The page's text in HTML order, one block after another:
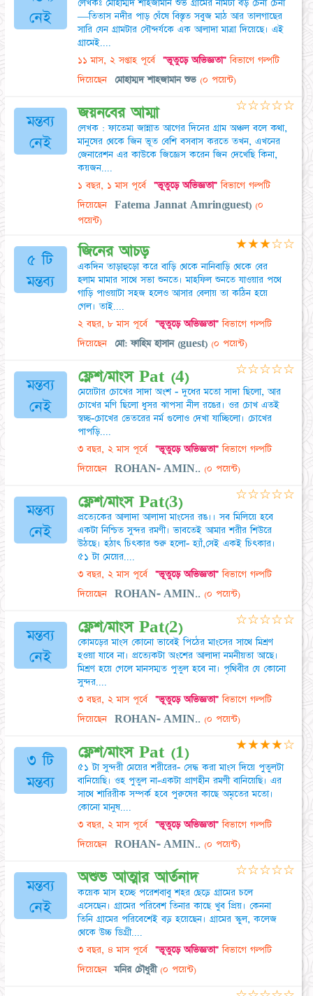
নেই
লেখকঃ মোহাম্মদ শাহজামান শুভ গ্রামের নামটা বড় চেনা চেনা
—তিতাস নদীর পাড় ঘেঁষে বিস্তৃত সবুজ মাঠ আর তালগাছের
সারি যেন গ্রামটার সৌন্দর্যকে এক আলাদা মাত্রা দিয়েছে। এই
গ্রামেই....
১১ মাস, ২ সপ্তাহ পূর্বে "ভূতুড়ে অভিজ্ঞতা"বিভাগে গল্পটি
দিয়েছেন
মোহাম্মদ শাহজামান শুভ (০ পয়েন্ট)
মন্তব্য
নেই
জয়নবের আম্মা
লেখক : ফাতেমা জান্নাত আগের দিনের গ্রাম অঞ্চল বলে কথা,
মানুষের থেকে জিন ভূত বেশি বসবাস করতে তখন, এখনের
জেনারেশন এর কাউকে জিজ্ঞেস করেন জিন দেখেছি কিনা,
কয়জন....
১ বছর, ১ মাস পূর্বে "ভূতুড়ে অভিজ্ঞতা"বিভাগে গল্পটি
দিয়েছেন
Fatema Jannat Amrin(guest)(০
পয়েন্ট)
☆☆☆☆☆
৫ টি
মন্তব্য
জিনের আচড়
একদিন তাড়াহুড়ো করে বাড়ি থেকে নানিবাড়ি থেকে বের
হলাম মামার সাথে সভা শুনতে। মাহফিল শুনতে যাওয়ার পথে
গাড়ি পাওয়াটা সহজ হলেও আসার বেলায় তা কঠিন হয়ে
গেল। তাই....
২ বছর, ৮ মাস পূর্বে "ভূতুড়ে অভিজ্ঞতা"বিভাগে গল্পটি
দিয়েছেন
মো: ফাহিম হাসান (guest)(০ পয়েন্ট)
★★★☆☆
মন্তব্য
নেই
ফ্লেশ/মাংস Pat (4)
মেয়েটার চোখের সাদা অংশ - দুধের মতো সাদা ছিলো, আর
চোখের মণি ছিলো ধুসর ঝাপসা নীল রঙের। ওর চোখ এতই
স্বচ্ছ-চোখের ভেতরের নর্ম গুলোও দেখা যাচ্ছিলো। চোখের
পাপড়ি....
৩ বছর, ২ মাস পূর্বে "ভূতুড়ে অভিজ্ঞতা"বিভাগে গল্পটি
দিয়েছেন
ROHAN- AMIN.. (০ পয়েন্ট)
☆☆☆☆☆
মন্তব্য
নেই
ফ্লেশ/মাংস Pat(3)
প্রত্যেকের আলাদা আলাদা মাংসের রঙ।। সব মিলিয়ে হবে
একটা নিশ্চিত সুন্দর রমণী। ভাবতেই আমার শরীর শিউরে
উঠছে। হঠাৎ চিৎকার শুরু হলো- হ্যাঁ,সেই একই চিৎকার।
৫১ টা মেয়ের....
৩ বছর, ২ মাস পূর্বে "ভূতুড়ে অভিজ্ঞতা"বিভাগে গল্পটি
দিয়েছেন
ROHAN- AMIN.. (০ পয়েন্ট)
☆☆☆☆☆
মন্তব্য
নেই
ফ্লেশ/মাংস Pat(2)
কোমড়ের মাংস কোনো ভাবেই পিঠের মাংসের সাথে মিশ্রণ
হওয়া যাবে না। প্রত্যেকটা অংশের আলাদা নমনীয়তা আছে।
মিশ্রণ হয়ে গেলে মানসম্মত পুতুল হবে না। পৃথিবীর যে কোনো
সুন্দর....
৩ বছর, ২ মাস পূর্বে "ভূতুড়ে অভিজ্ঞতা"বিভাগে গল্পটি
দিয়েছেন
ROHAN- AMIN.. (০ পয়েন্ট)
☆☆☆☆☆
৩ টি
মন্তব্য
ফ্লেশ/মাংস Pat (1)
৫১ টা সুন্দরী মেয়ের শরীরের- সেদ্ধ করা মাংস দিয়ে পুতুলটা
বানিয়েছি। ওহ পুতুল না-একটা প্রাণহীন রমণী বানিয়েছি। এর
সাথে শারিরীক সম্পর্ক হবে পুরুষের কাছে অমৃতের মতো।
কোনো মানুষ....
৩ বছর, ২ মাস পূর্বে "ভূতুড়ে অভিজ্ঞতা"বিভাগে গল্পটি
দিয়েছেন
ROHAN- AMIN.. (০ পয়েন্ট)
★★★★☆
মন্তব্য
নেই
অশুভ আত্মার আর্তনাদ
কয়েক মাস হচ্ছে পরেশবাবু শহর ছেড়ে গ্রামের চলে
এসেছেন। গ্রামের পরিবেশ তিনার কাছে খুব প্রিয়। কেননা
তিনি গ্রামের পরিবেশেই বড় হয়েছেন। গ্রামের স্কুল, কলেজ
থেকে উচ্চ ডিগ্রী....
৩ বছর, ৪ মাস পূর্বে "ভূতুড়ে অভিজ্ঞতা"বিভাগে গল্পটি
দিয়েছেন
মনির চৌধুরী (০ পয়েন্ট)
☆☆☆☆☆